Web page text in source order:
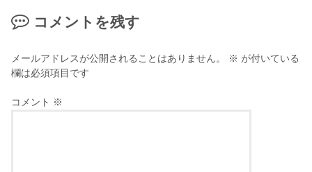
コメントを残す
メールアドレスが公開されることはありません。 ※ が付いている
欄は必須項目です
コメント ※